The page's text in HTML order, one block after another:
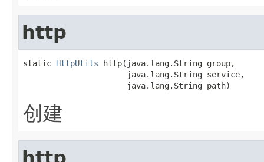
http
static HttpUtils http(java.lang.String group,
                      java.lang.String service,
                      java.lang.String path)
创建
http